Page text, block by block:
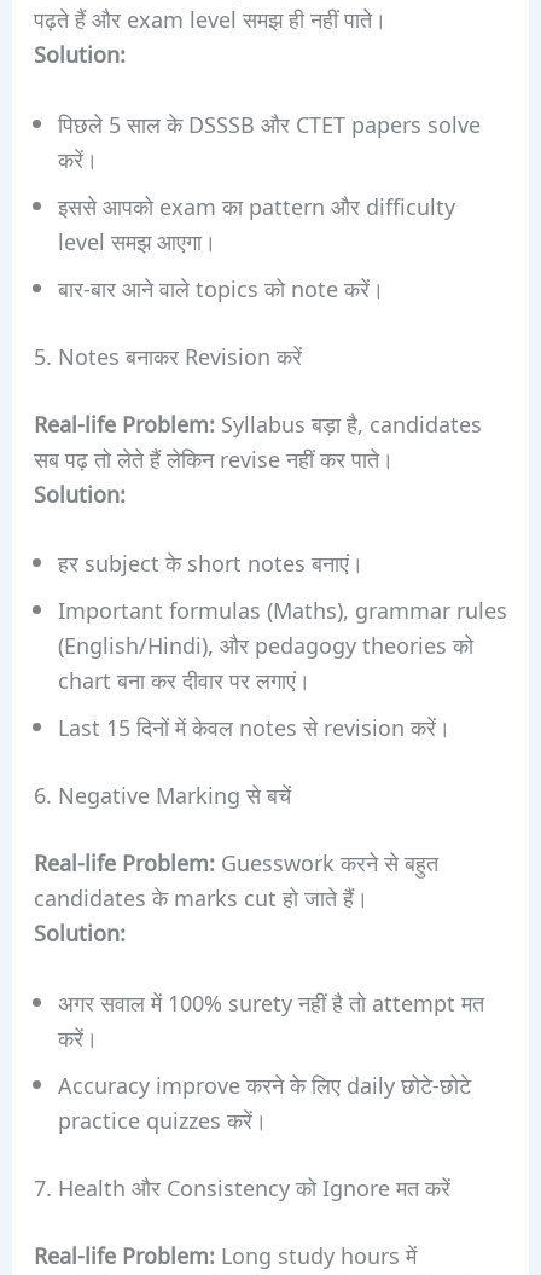
पढ़ते हैं और exam level समझ ही नहीं पाते।
Solution:
पिछले 5 साल के DSSSB और CTET papers solve
करें।
इससे आपको exam का pattern और difficulty
level समझ आएगा।
बार-बार आने वाले topics को note करें।
5. Notes बनाकर Revision करें
Real-life Problem:Syllabus बड़ा है, candidates
सब पढ़ तो लेते हैं लेकिन revise नहीं कर पाते।
Solution:
हर subject के short notes बनाएं।
Important formulas (Maths), grammar rules
(English/Hindi), और pedagogy theories को
chart बना कर दीवार पर लगाएं।
Last 15 दिनों में केवल notes से revision करें।
6. Negative Marking से बचें
Real-life Problem:Guesswork करने से बहुत
candidates के marks cut हो जाते हैं।
Solution:
अगर सवाल में 100% surety नहीं है तो attempt मत
करें।
Accuracy improve करने के लिए daily छोटे-छोटे
practice quizzes करें।
7. Health और Consistency को Ignore मत करें
Real-life Problem:Long study hours में